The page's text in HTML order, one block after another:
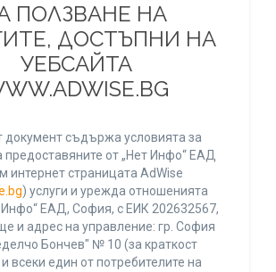
ПОЛЗВАНЕ НА
ДОСТЪПНИ НА
УЕБСАЙТА
документ съдържа условията за
предоставяните от „Нет Инфо“ ЕАД
интернет страницата AdWise
) услуги и урежда отношенията
ЕАД, София, с ЕИК 202632567,
и адрес на управление: гр. София
Бончев" № 10 (за краткост
всеки един от потребителите на